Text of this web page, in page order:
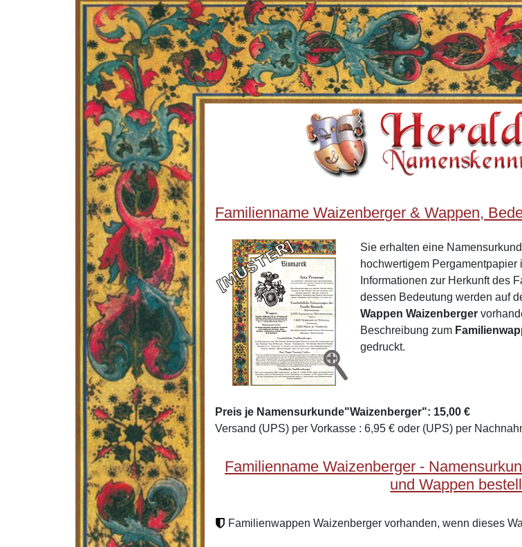
Familienname Waizenberger & Wappen,
Sie erhalten eine
hochwertigem Pergamentpapier
Informationen zur Herkunft des
dessen Bedeutung werden auf
Wappen Waizenberger
Beschreibung zum
gedruckt.
Preis je Namensurkunde"Waizenberger": 15,00 €
Versand (UPS) per Vorkasse : 6,95 € oder (UPS) per
Familienname Waizenberger -
und Wappen
Familienwappen Waizenberger vorhanden, wenn dieses